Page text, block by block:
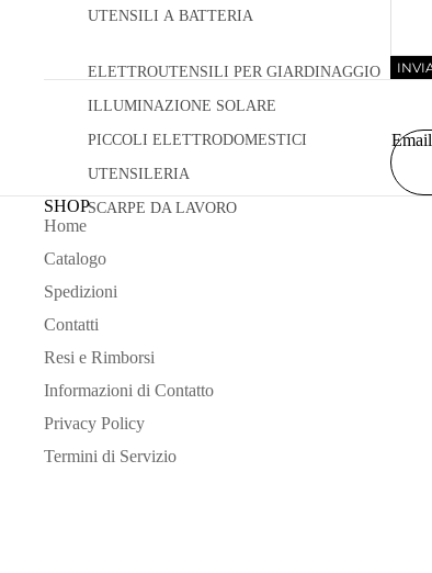
UTENSILI A BATTERIA
ELETTROUTENSILI PER GIARDINAGGIO
ILLUMINAZIONE SOLARE
PICCOLI ELETTRODOMESTICI
UTENSILERIA
SCARPE DA LAVORO
Email
SHOP
Home
Catalogo
Spedizioni
Contatti
Resi e Rimborsi
Informazioni di Contatto
Privacy Policy
Termini di Servizio